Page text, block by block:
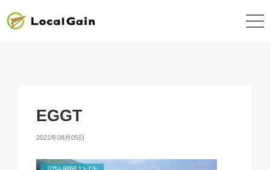
EGGT
2021年08月05日